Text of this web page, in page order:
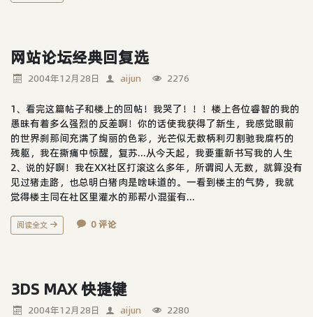
网站论坛经典回复选
2004年12月28日 aijun 2276
1、看完这篇帖子和楼上的回帖！我哭了！！！楼上各位睿智的我的
愚昧有着多么强烈的反差啊！你的话使我获得了新生，我感觉眼前
的世界刹那间充满了绚丽的色彩，光芒似无数柄利刃割驰我腐朽的
残躯，我在撕痛中惊醒，复苏...从今天起，我要重新书写我的人生
2、说的好啊！我在XX社区打滚这么多年，所谓阅人无数，就算没有
见过猪走路，也总明白猪肉是啥味道的。一看到楼主的气势，我就
觉得楼主同在社区里灌水的那帮小混蛋有...
阅读全文 0 评论
3DS MAX 快捷键
2004年12月28日 aijun 2280